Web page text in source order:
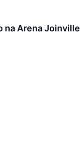
na Arena Joinville